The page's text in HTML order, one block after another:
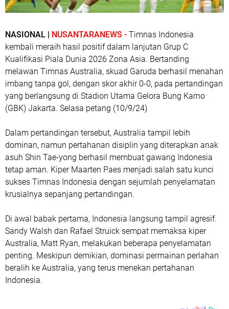
NASIONAL | NUSANTARANEWS - Timnas Indonesia
kembali meraih hasil positif dalam lanjutan Grup C
Kualifikasi Piala Dunia 2026 Zona Asia. Bertanding
melawan Timnas Australia, skuad Garuda berhasil menahan
imbang tanpa gol, dengan skor akhir 0-0, pada pertandingan
yang berlangsung di Stadion Utama Gelora Bung Karno
(GBK) Jakarta. Selasa petang (10/9/24)
Dalam pertandingan tersebut, Australia tampil lebih
dominan, namun pertahanan disiplin yang diterapkan anak
asuh Shin Tae-yong berhasil membuat gawang Indonesia
tetap aman. Kiper Maarten Paes menjadi salah satu kunci
sukses Timnas Indonesia dengan sejumlah penyelamatan
krusialnya sepanjang pertandingan.
Di awal babak pertama, Indonesia langsung tampil agresif.
Sandy Walsh dan Rafael Struick sempat memaksa kiper
Australia, Matt Ryan, melakukan beberapa penyelamatan
penting. Meskipun demikian, dominasi permainan perlahan
beralih ke Australia, yang terus menekan pertahanan
Indonesia.